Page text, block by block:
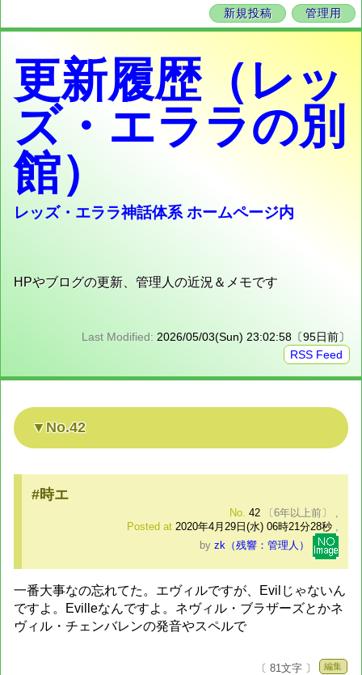
新規投稿 管理用
更新履歴（レッ
ズ・エララの別
館）
レッズ・エララ神話体系 ホームページ内
HPやブログの更新、管理人の近況＆メモです
Last Modified: 2026/05/03(Sun) 23:02:58〔95日前〕
RSS Feed
No.42
#時エ
No. 42 〔6年以上前〕
,
Posted at 2020年4月29日(水) 06時21分28秒 ,
by zk（残響：管理人）
一番大事なの忘れてた。エヴィルですが、Evilじゃないん
ですよ。Evilleなんですよ。ネヴィル・ブラザーズとかネ
ヴィル・チェンバレンの発音やスペルで
〔 81文字 〕 編集